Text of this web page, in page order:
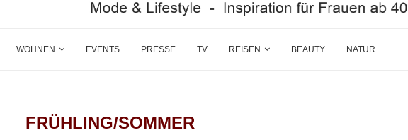
WOHNEN EVENTS PRESSE TV REISEN BEAUTY NATUR
FRÜHLING/SOMMER